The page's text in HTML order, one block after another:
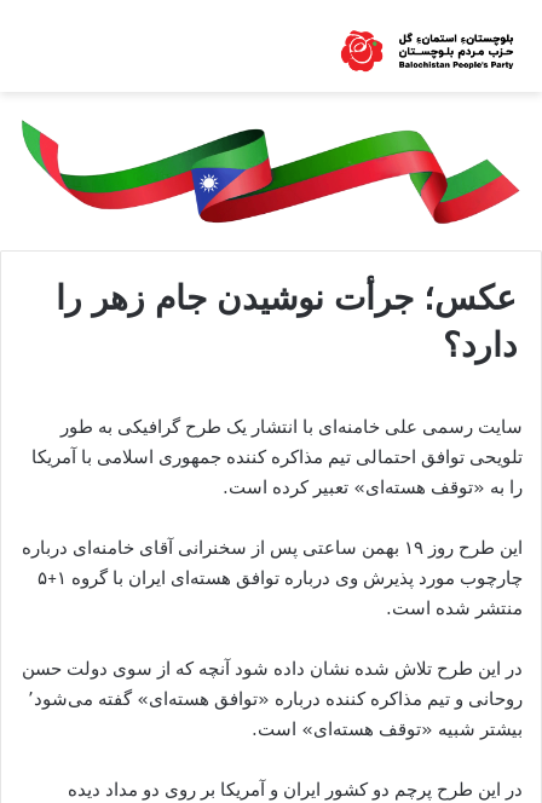
عکس؛ جرأت نوشیدن جام زهر را
دارد؟
سایت رسمی علی خامنه‌ای با انتشار یک طرح گرافیکی به طور
تلویحی توافق احتمالی تیم مذاکره کننده جمهوری اسلامی با آمریکا
را به «توقف هسته‌ای» تعبیر کرده است.
این طرح روز ۱۹ بهمن ساعتی پس از سخنرانی آقای خامنه‌ای درباره
چارچوب مورد پذیرش وی درباره توافق هسته‌ای ایران با گروه ۱+۵
منتشر شده است.
در این طرح تلاش شده نشان داده شود آنچه که از سوی دولت حسن
روحانی و تیم مذاکره کننده درباره «توافق هسته‌ای» گفته می‌شود٬
بیشتر شبیه «توقف هسته‌ای» است.
در این طرح پرچم دو کشور ایران و آمریکا بر روی دو مداد دیده